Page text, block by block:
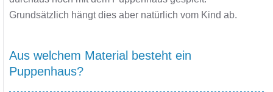
Grundsätzlich hängt dies aber natürlich vom Kind ab.
Aus welchem Material besteht ein
Puppenhaus?